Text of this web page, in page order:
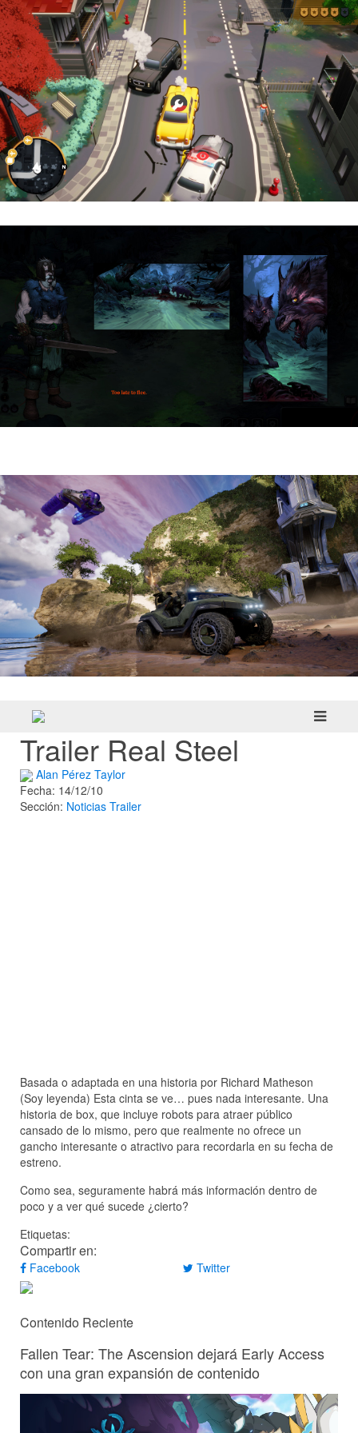
Trailer Real Steel
Alan Pérez Taylor
Fecha: 14/12/10
Sección: Noticias Trailer
Basada o adaptada en una historia por Richard Matheson
(Soy leyenda) Esta cinta se ve… pues nada interesante. Una
historia de box, que incluye robots para atraer público
cansado de lo mismo, pero que realmente no ofrece un
gancho interesante o atractivo para recordarla en su fecha de
estreno.
Como sea, seguramente habrá más información dentro de
poco y a ver qué sucede ¿cierto?
Etiquetas:
Compartir en:
Facebook Twitter
Contenido Reciente
Fallen Tear: The Ascension dejará Early Access
con una gran expansión de contenido